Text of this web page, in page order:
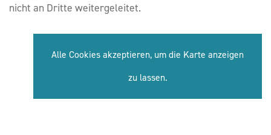
nicht an Dritte weitergeleitet.
Alle Cookies akzeptieren, um die Karte anzeigen
zu lassen.